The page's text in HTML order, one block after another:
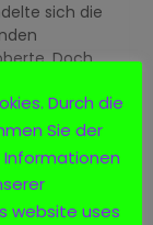
sich die
Doch
ein.
Durch die
Sie der
Informationen
website uses